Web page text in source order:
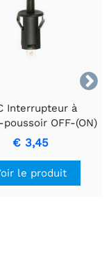

Interrupteur à
OFF-(ON)
1A - 250V
€ 3,45
le produit